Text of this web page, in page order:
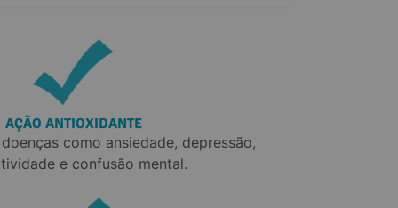
AÇÃO ANTIOXIDANTE
como ansiedade, depressão,
e confusão mental.